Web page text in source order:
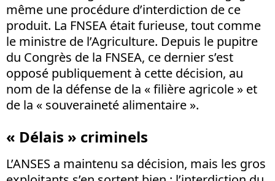
même une procédure d’interdiction de ce
produit. La FNSEA était furieuse, tout comme
le ministre de l’Agriculture. Depuis le pupitre
du Congrès de la FNSEA, ce dernier s’est
opposé publiquement à cette décision, au
nom de la défense de la « filière agricole » et
de la « souveraineté alimentaire ».
« Délais » criminels
L’ANSES a maintenu sa décision, mais les gros